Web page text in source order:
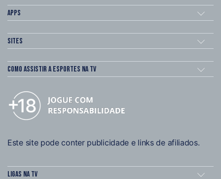
Apps
Sites
Como assistir a esportes na TV
Este site pode conter publicidade e links de afiliados.
Ligas na TV